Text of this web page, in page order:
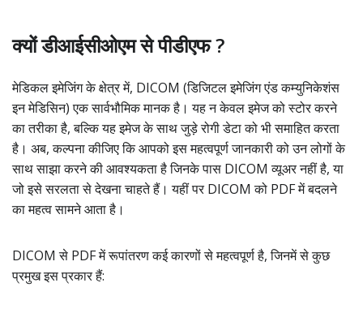
क्यों डीआईसीओएम से पीडीएफ ?
मेडिकल इमेजिंग के क्षेत्र में, DICOM (डिजिटल इमेजिंग एंड कम्युनिकेशंस
इन मेडिसिन) एक सार्वभौमिक मानक है। यह न केवल इमेज को स्टोर करने
का तरीका है, बल्कि यह इमेज के साथ जुड़े रोगी डेटा को भी समाहित करता
है। अब, कल्पना कीजिए कि आपको इस महत्वपूर्ण जानकारी को उन लोगों के
साथ साझा करने की आवश्यकता है जिनके पास DICOM व्यूअर नहीं है, या
जो इसे सरलता से देखना चाहते हैं। यहीं पर DICOM को PDF में बदलने
का महत्व सामने आता है।
DICOM से PDF में रूपांतरण कई कारणों से महत्वपूर्ण है, जिनमें से कुछ
प्रमुख इस प्रकार हैं: